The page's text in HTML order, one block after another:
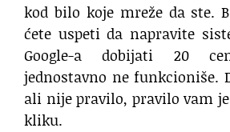
kod bilo koje mreže da ste.
ćete uspeti da napravite
Google-a dobijati 20
jednostavno ne funkcioniše.
ali nije pravilo, pravilo vam je
kliku.